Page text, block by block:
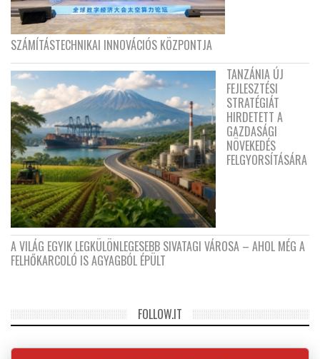
SZÁMÍTÁSTECHNIKAI INNOVÁCIÓS KÖZPONTJA
TANZÁNIA ÚJ
FEJLESZTÉSI
STRATÉGIÁT
HIRDETETT A
GAZDASÁGI
NÖVEKEDÉS
FELGYORSÍTÁSÁRA
A VILÁG EGYIK LEGKÜLÖNLEGESEBB SIVATAGI VÁROSA – AHOL MÉG A
FELHŐKARCOLÓ IS AGYAGBÓL ÉPÜLT
FOLLOW.IT